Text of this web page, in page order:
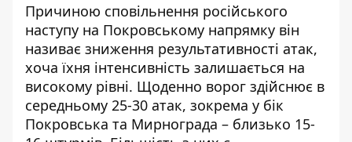
Причиною сповільнення російського
наступу на Покровському напрямку він
називає зниження результативності атак,
хоча їхня інтенсивність залишається на
високому рівні. Щоденно ворог здійснює в
середньому 25-30 атак, зокрема у бік
Покровська та Мирнограда – близько 15-